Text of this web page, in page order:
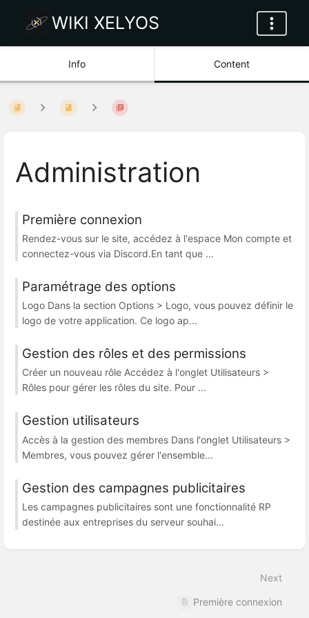
WIKI XELYOS
Info Content
Administration
Première connexion
Rendez-vous sur le site, accédez à l'espace Mon compte et
connectez-vous via Discord.En tant que ...
Paramétrage des options
Logo Dans la section Options > Logo, vous pouvez définir le
logo de votre application. Ce logo ap...
Gestion des rôles et des permissions
Créer un nouveau rôle Accédez à l'onglet Utilisateurs >
Rôles pour gérer les rôles du site. Pour ...
Gestion utilisateurs
Accès à la gestion des membres Dans l'onglet Utilisateurs >
Membres, vous pouvez gérer l'ensemble...
Gestion des campagnes publicitaires
Les campagnes publicitaires sont une fonctionnalité RP
destinée aux entreprises du serveur souhai...
Next
Première connexion